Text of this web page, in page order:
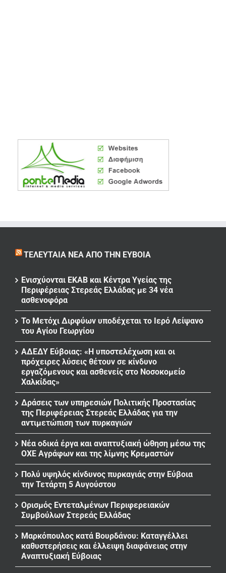
ΤΕΛΕΥΤΑΊΑ ΝΈΑ ΑΠΌ ΤΗΝ ΕΎΒΟΙΑ
Ενισχύονται ΕΚΑΒ και Κέντρα Υγείας της
Περιφέρειας Στερεάς Ελλάδας με 34 νέα
ασθενοφόρα
Το Μετόχι Διρφύων υποδέχεται το Ιερό Λείψανο
του Αγίου Γεωργίου
ΑΔΕΔΥ Εύβοιας: «Η υποστελέχωση και οι
πρόχειρες λύσεις θέτουν σε κίνδυνο
εργαζόμενους και ασθενείς στο Νοσοκομείο
Χαλκίδας»
Δράσεις των υπηρεσιών Πολιτικής Προστασίας
της Περιφέρειας Στερεάς Ελλάδας για την
αντιμετώπιση των πυρκαγιών
Νέα οδικά έργα και αναπτυξιακή ώθηση μέσω της
ΟΧΕ Αγράφων και της λίμνης Κρεμαστών
Πολύ υψηλός κίνδυνος πυρκαγιάς στην Εύβοια
την Τετάρτη 5 Αυγούστου
Ορισμός Εντεταλμένων Περιφερειακών
Συμβούλων Στερεάς Ελλάδας
Μαρκόπουλος κατά Βουρδάνου: Καταγγέλλει
καθυστερήσεις και έλλειψη διαφάνειας στην
Αναπτυξιακή Εύβοιας